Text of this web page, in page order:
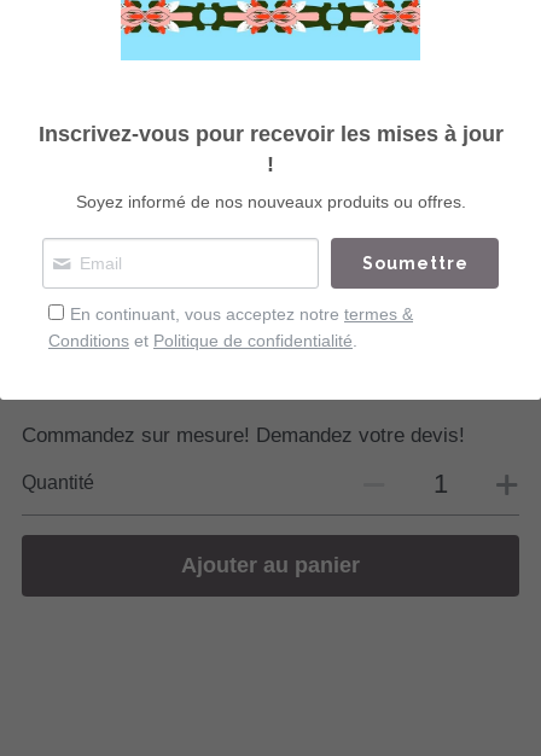
Nos Artistes
Rechercher
40,00 €
Impression sur papier d'Art
Format A3
Série limitée
Commandez sur mesure! Demandez votre devis!
Quantité
Ajouter au panier
Inscrivez-vous pour recevoir les mises à jour
!
Soyez informé de nos nouveaux produits ou offres.
Soumettre
En continuant, vous acceptez notre termes &
Conditions et Politique de confidentialité